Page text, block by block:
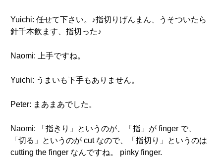
Yuichi: 任せて下さい。♪指切りげんまん、うそついたら
針千本飲ます、指切った♪
Naomi: 上手ですね。
Yuichi: うまいも下手もありません。
Peter: まあまあでした。
Naomi: 「指きり」というのが、「指」が finger で、
「切る」というのが cut なので、「指切り」というのは
cutting the finger なんですね。 pinky finger.